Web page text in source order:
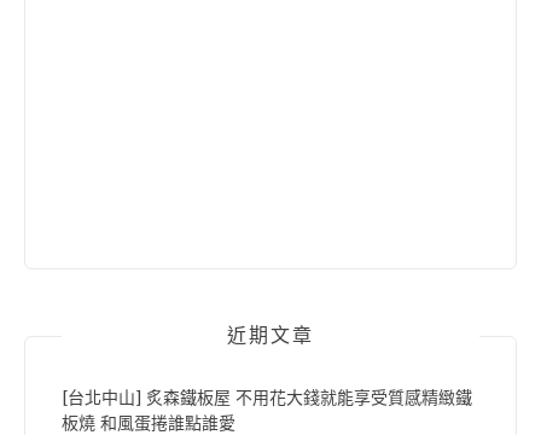
近期文章
[台北中山] 炙森鐵板屋 不用花大錢就能享受質感精緻鐵
板燒 和風蛋捲誰點誰愛